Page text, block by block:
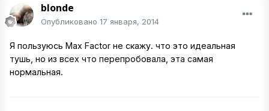
blonde
Опубликовано 17 января, 2014
Я пользуюсь Max Factor не скажу. что это идеальная
тушь, но из всех что перепробовала, эта самая
нормальная.